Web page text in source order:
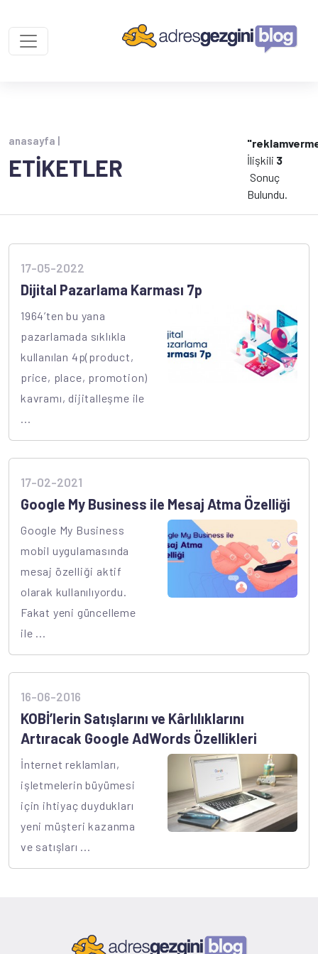
anasayfa |
ETİKETLER
İlişkili 3
Sonuç
Bulundu.
17-05-2022
Dijital Pazarlama Karması 7p
1964’ten bu yana
pazarlamada sıklıkla
kullanılan 4p(product,
price, place, promotion)
kavramı, dijitalleşme ile
...
17-02-2021
Google My Business ile Mesaj Atma Özelliği
Google My Business
mobil uygulamasında
mesaj özelliği aktif
olarak kullanılıyordu.
Fakat yeni güncelleme
ile ...
16-06-2016
KOBİ’lerin Satışlarını ve Kârlılıklarını
Artıracak Google AdWords Özellikleri
İnternet reklamları,
işletmelerin büyümesi
için ihtiyaç duydukları
yeni müşteri kazanma
ve satışları ...